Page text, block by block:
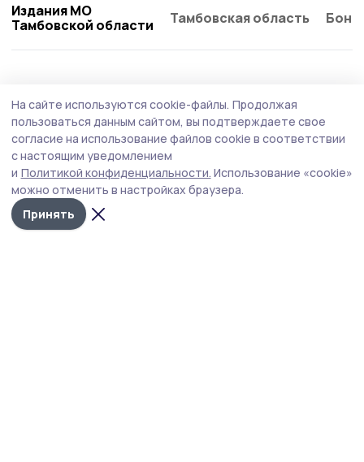
Издания МО
Тамбовской области
Тамбовская область
Рассказовские пчеловоды занимаются
любимым делом более 50 лет
В преддверии православного праздника Медового
Спаса глава Рассказовского округа побывал на
семейной пасеке Аристовых в деревне Надеждино.
На сайте используются cookie-файлы. Продолжая
пользоваться данным сайтом, вы подтверждаете свое
согласие на использование файлов cookie в соответствии
с настоящим уведомлением
и Политикой конфиденциальности. Использование «cookie»
можно отменить в настройках браузера.
Принять